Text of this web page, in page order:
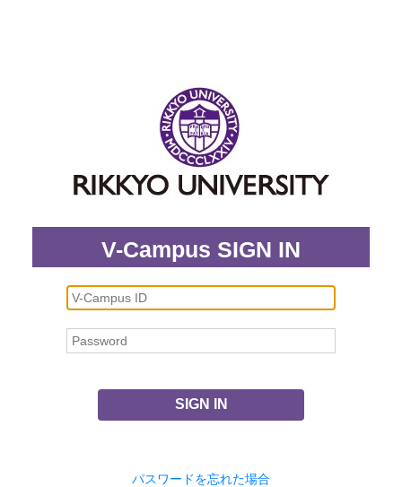
V-Campus SIGN IN
SIGN IN
パスワードを忘れた場合